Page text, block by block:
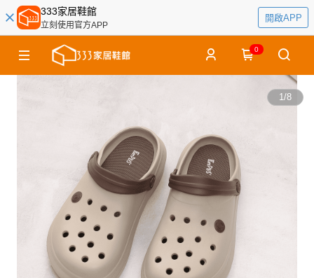
333家居鞋館
立刻使用官方APP
開啟APP
0
1/8